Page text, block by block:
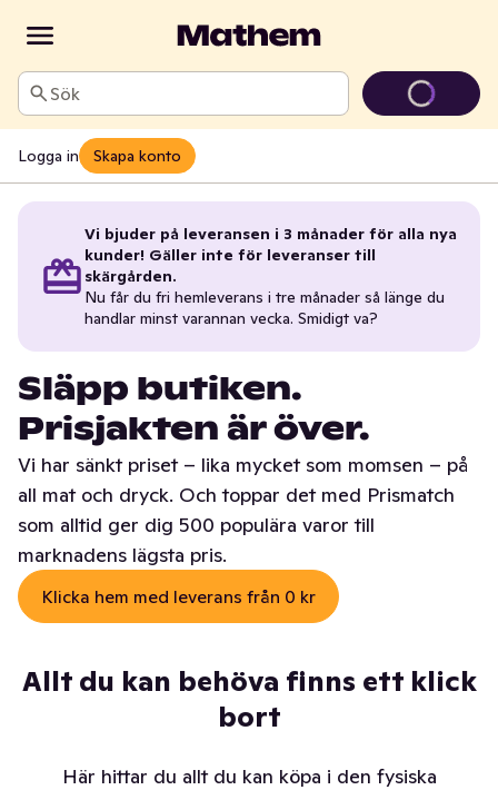
Sök
Logga in Skapa konto
Vi bjuder på leveransen i 3 månader för alla nya
kunder! Gäller inte för leveranser till
skärgården.
Nu får du fri hemleverans i tre månader så länge du
handlar minst varannan vecka. Smidigt va?
Släpp butiken.
Prisjakten är över.
Vi har sänkt priset – lika mycket som momsen – på
all mat och dryck. Och toppar det med Prismatch
som alltid ger dig 500 populära varor till
marknadens lägsta pris.
Klicka hem med leverans från 0 kr
Allt du kan behöva finns ett klick
bort
Här hittar du allt du kan köpa i den fysiska